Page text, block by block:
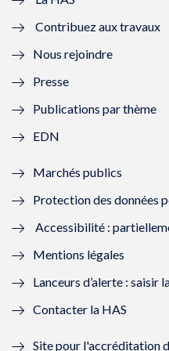
l
l
f
n
ê
t
r
e
)
e
e
n
ê
r
Contribuez aux travaux
Nous rejoindre
Presse
Publications par thème
EDN
Marchés publics
Protection des données
Accessibilité :
Mentions légales
Lanceurs d’alerte : saisir
Contacter la HAS
Site pour l'accréditation